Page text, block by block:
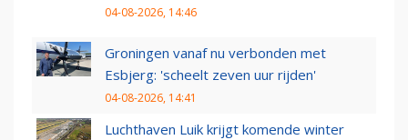
04-08-2026, 14:46
Groningen vanaf nu verbonden met
Esbjerg: 'scheelt zeven uur rijden'
04-08-2026, 14:41
Luchthaven Luik krijgt komende winter